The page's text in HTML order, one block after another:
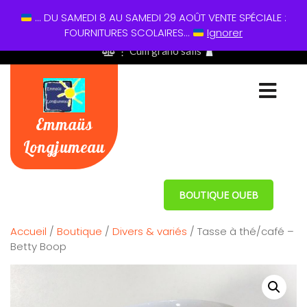
01 60 49 13 60
⋮ Cum grano salis
Emmaüs
Longjumeau
BOUTIQUE OUEB
Accueil / Boutique / Divers & variés / Tasse à thé/café –
Betty Boop
... DU SAMEDI 8 AU SAMEDI 29 AOÛT VENTE SPÉCIALE :
FOURNITURES SCOLAIRES...
Ignorer